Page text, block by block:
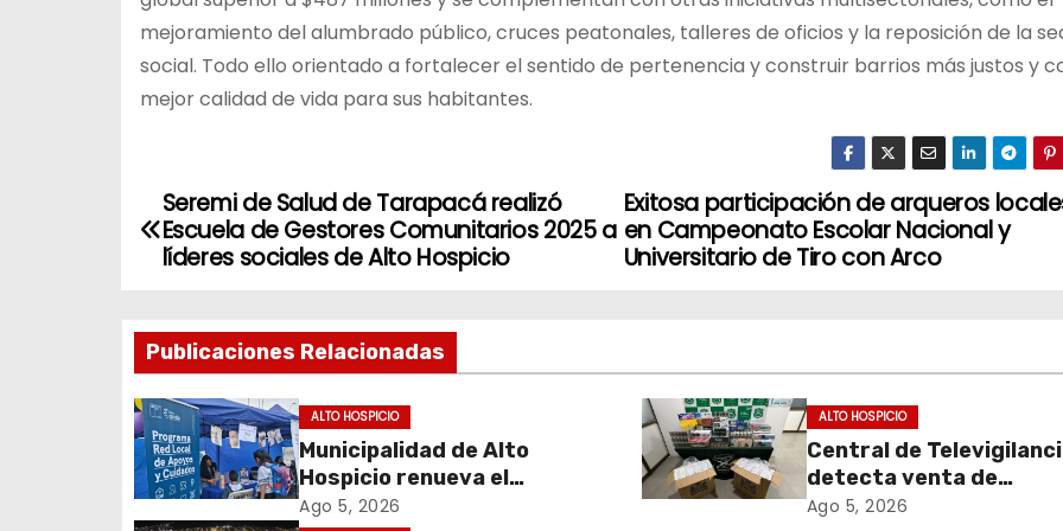
mejoramiento del alumbrado público, cruces peatonales, talleres de oficios y la reposición de la
social. Todo ello orientado a fortalecer el sentido de pertenencia y construir barrios más justos y
mejor calidad de vida para sus habitantes.
N
e
g
a
c
Exitosa participación de arqueros
en Campeonato Escolar Nacional y
Universitario de Tiro con Arco
Seremi de Salud de Tarapacá realizó
Escuela de Gestores Comunitarios 2025 a
líderes sociales de Alto Hospicio
Publicaciones Relacionadas
ALTO HOSPICIO
Municipalidad de Alto
Hospicio renueva el
Programa Red Local de
Ago 5, 2026
ALTO HOSPICIO
Central de
detecta venta de
cigarrillos de
Ago 5, 2026